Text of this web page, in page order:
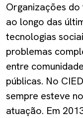
Organizações
ao longo das
tecnologias
problemas
entre
públicas. No
sempre esteve
atuação. Em